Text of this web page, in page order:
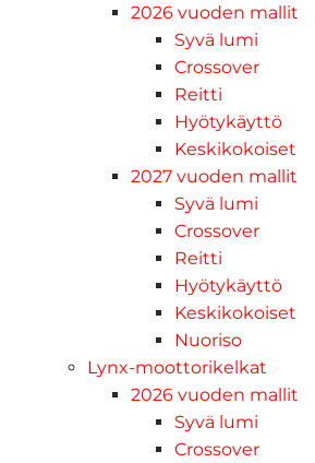
2026 vuoden mallit
Syvä lumi
Crossover
Reitti
Hyötykäyttö
Keskikokoiset
2027 vuoden mallit
Syvä lumi
Crossover
Reitti
Hyötykäyttö
Keskikokoiset
Nuoriso
Lynx-moottorikelkat
2026 vuoden mallit
Syvä lumi
Crossover